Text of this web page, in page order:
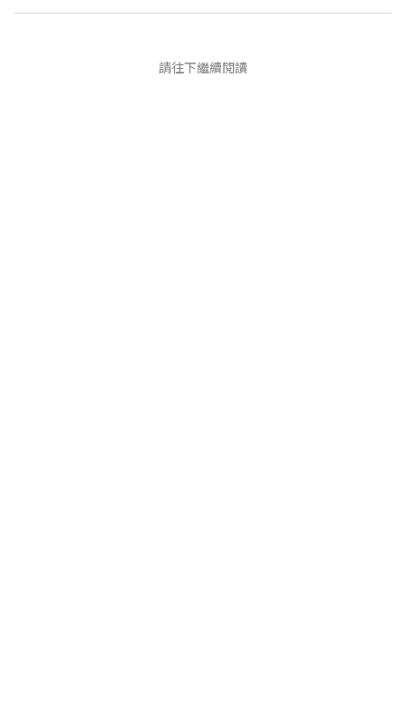
請往下繼續閱讀